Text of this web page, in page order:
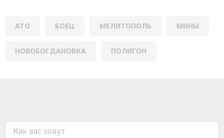
АТО БОЕЦ МЕЛИТОПОЛЬ МИНЫ
НОВОБОГДАНОВКА ПОЛИГОН